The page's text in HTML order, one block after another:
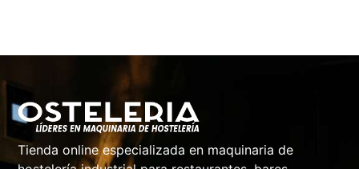
Tienda online especializada en maquinaria de